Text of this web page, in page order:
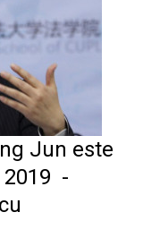
Jun este
2019 -